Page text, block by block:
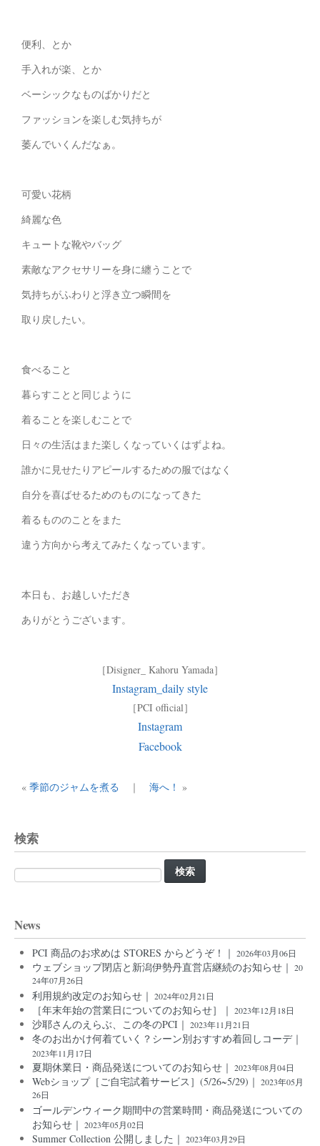
便利、とか
手入れが楽、とか
ベーシックなものばかりだと
ファッションを楽しむ気持ちが
萎んでいくんだなぁ。
可愛い花柄
綺麗な色
キュートな靴やバッグ
素敵なアクセサリーを身に纏うことで
気持ちがふわりと浮き立つ瞬間を
取り戻したい。
食べること
暮らすことと同じように
着ることを楽しむことで
日々の生活はまた楽しくなっていくはずよね。
誰かに見せたりアピールするための服ではなく
自分を喜ばせるためのものになってきた
着るもののことをまた
違う方向から考えてみたくなっています。
本日も、お越しいただき
ありがとうございます。
［Disigner_ Kahoru Yamada］
Instagram_daily style
［PCI official］
Instagram
Facebook
« 季節のジャムを煮る ｜ 海へ！ »
検索
検
索:
News
PCI 商品のお求めは STORES からどうぞ！｜ 2026年03月06日
ウェブショップ閉店と新潟伊勢丹直営店継続のお知らせ｜ 20
24年07月26日
利用規約改定のお知らせ｜ 2024年02月21日
［年末年始の営業日についてのお知らせ］｜ 2023年12月18日
沙耶さんのえらぶ、この冬のPCI｜ 2023年11月21日
冬のお出かけ何着ていく？シーン別おすすめ着回しコーデ｜
2023年11月17日
夏期休業日・商品発送についてのお知らせ｜ 2023年08月04日
Webショップ［ご自宅試着サービス］(5/26~5/29)｜ 2023年05月
26日
ゴールデンウィーク期間中の営業時間・商品発送についての
お知らせ｜ 2023年05月02日
Summer Collection 公開しました｜ 2023年03月29日